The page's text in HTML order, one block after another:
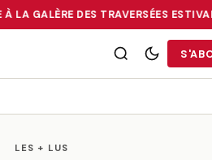
LA GALÈRE DES TRAVERSÉES
FACE À LA GALÈRE DES
LES + LUS